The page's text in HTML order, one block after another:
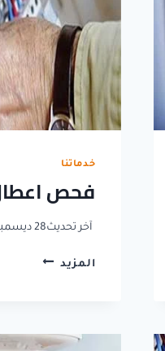
خدماتنا
فحص
آخر تحديث28 ديسمبر، 2022
المزيد فحص